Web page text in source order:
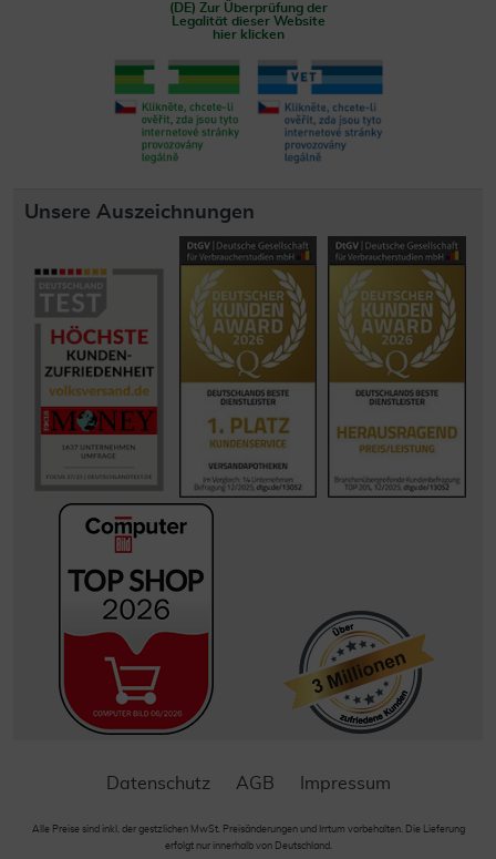
(DE) Zur Überprüfung der
Legalität dieser Website
hier klicken
Unsere Auszeichnungen
Datenschutz AGB Impressum
Alle Preise sind inkl. der gestzlichen MwSt. Preisänderungen und Irrtum vorbehalten. Die Lieferung
erfolgt nur innerhalb von Deutschland.